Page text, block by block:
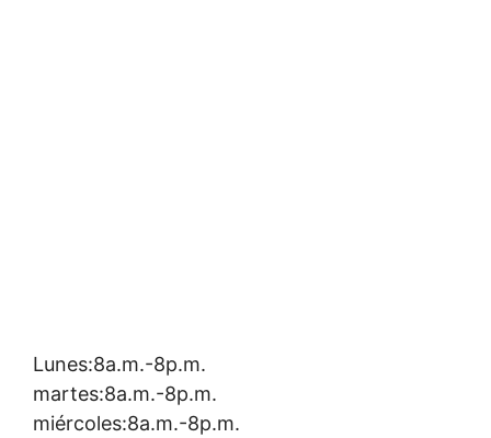
Lunes:8a.m.-8p.m.
martes:8a.m.-8p.m.
miércoles:8a.m.-8p.m.